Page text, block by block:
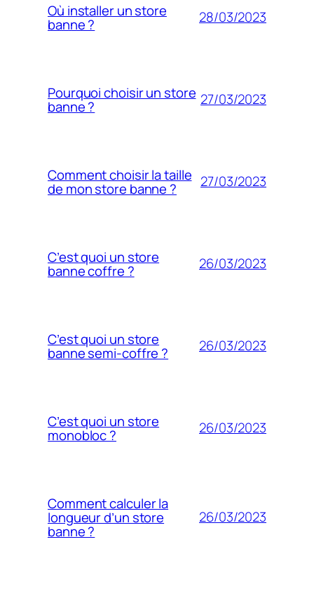
Où installer un store
banne ? 28/03/2023
Pourquoi choisir un store
banne ? 27/03/2023
Comment choisir la taille
de mon store banne ? 27/03/2023
C’est quoi un store
banne coffre ? 26/03/2023
C’est quoi un store
banne semi-coffre ? 26/03/2023
C’est quoi un store
monobloc ? 26/03/2023
Comment calculer la
longueur d’un store
banne ?
26/03/2023